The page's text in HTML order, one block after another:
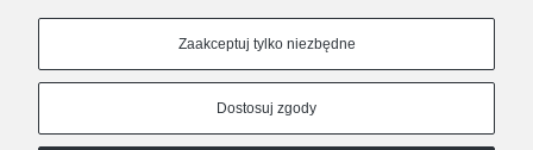
Copyright © 2021 MYDLANE WYPIEKI - BEAUTY SKIN
LAB .
Zaakceptuj tylko niezbędne
Dostosuj zgody